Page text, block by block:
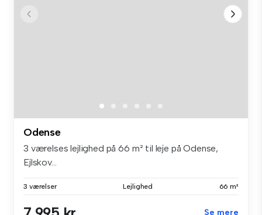
Odense
3 værelses lejlighed på 66 m² til leje på Odense,
Ejlskov...
3 værelser Lejlighed 66 m²
Se mere